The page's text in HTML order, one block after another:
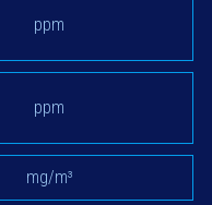
ppm
ppm
mg/m³